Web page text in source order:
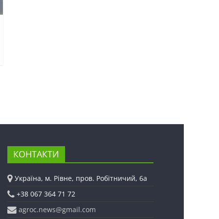
КОНТАКТИ
Україна, м. Рівне, пров. Робітничий, 6а
+38 067 364 71 72
agroc.news@gmail.com